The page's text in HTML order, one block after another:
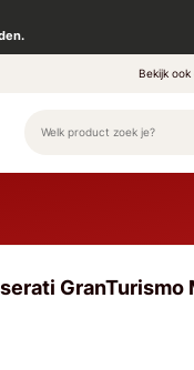
Bekijk
GranTurismo